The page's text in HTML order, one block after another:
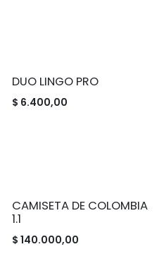
DUO LINGO PRO
$ 6.400,00
CAMISETA DE COLOMBIA
1.1
$ 140.000,00